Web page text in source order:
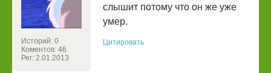
Историй: 0
Коментов: 46
Рег: 2.01.2013
слышит потому что он же уже
умер.
Цитировать